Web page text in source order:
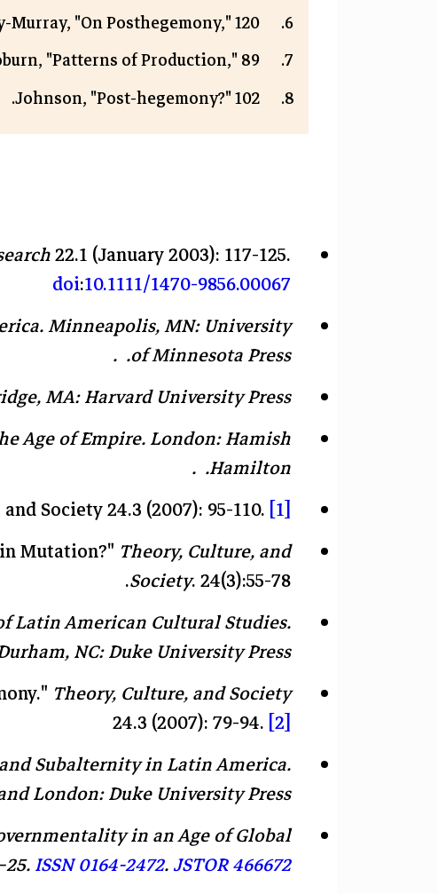
Murray, "On Posthegemony," 120.
"Patterns of Production," 89.
Johnson, "Post-hegemony?" 102.
22.1 (January 2003): 117-125.
doi:10.1111/1470-9856.00067
. Minneapolis, MN: University
of Minnesota Press. .
MA: Harvard University Press. .
Age of Empire. London: Hamish
Hamilton. .
Society 24.3 (2007): 95-110. [1]
Mutation?" Theory, Culture, and
Society. 24(3):55-78.
Latin American Cultural Studies.
NC: Duke University Press. .
Theory, Culture, and Society
24.3 (2007): 79-94. [2]
Subalternity in Latin America.
London: Duke University Press. .
in an Age of Global
ISSN 0164-2472.JSTOR466672